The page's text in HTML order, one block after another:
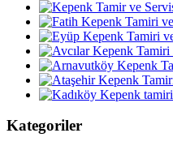
Kategoriler